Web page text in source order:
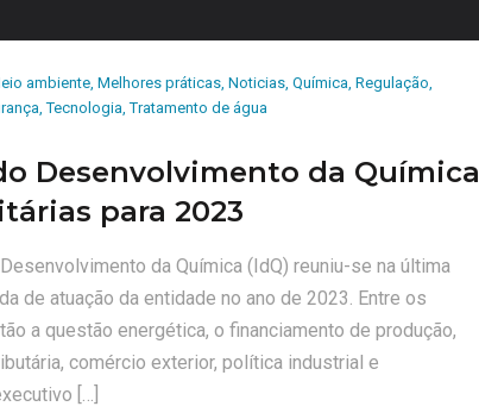
ambiente, Melhores práticas, Noticias, Química, Regulação,
,Tecnologia,Tratamento de água
Desenvolvimento da Química
para 2023
da Química (IdQ) reuniu-se na última
de atuação da entidade no ano de 2023. Entre os
a questão energética, o financiamento de produção,
comércio exterior, política industrial e
[…]